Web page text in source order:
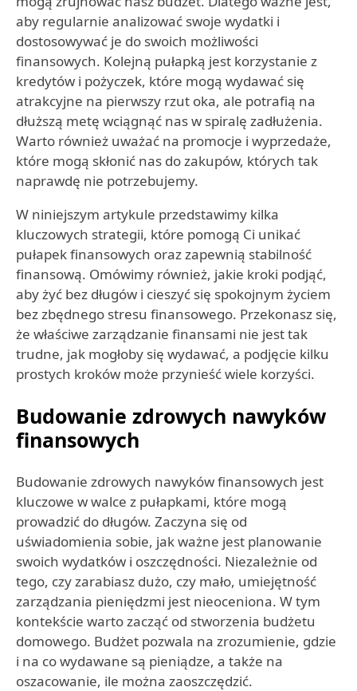
aby regularnie analizować swoje wydatki i
dostosowywać je do swoich możliwości
finansowych. Kolejną pułapką jest korzystanie z
kredytów i pożyczek, które mogą wydawać się
atrakcyjne na pierwszy rzut oka, ale potrafią na
dłuższą metę wciągnąć nas w spiralę zadłużenia.
Warto również uważać na promocje i wyprzedaże,
które mogą skłonić nas do zakupów, których tak
naprawdę nie potrzebujemy.
W niniejszym artykule przedstawimy kilka
kluczowych strategii, które pomogą Ci unikać
pułapek finansowych oraz zapewnią stabilność
finansową. Omówimy również, jakie kroki podjąć,
aby żyć bez długów i cieszyć się spokojnym życiem
bez zbędnego stresu finansowego. Przekonasz się,
że właściwe zarządzanie finansami nie jest tak
trudne, jak mogłoby się wydawać, a podjęcie kilku
prostych kroków może przynieść wiele korzyści.
Budowanie zdrowych nawyków
finansowych
Budowanie zdrowych nawyków finansowych jest
kluczowe w walce z pułapkami, które mogą
prowadzić do długów. Zaczyna się od
uświadomienia sobie, jak ważne jest planowanie
swoich wydatków i oszczędności. Niezależnie od
tego, czy zarabiasz dużo, czy mało, umiejętność
zarządzania pieniędzmi jest nieoceniona. W tym
kontekście warto zacząć od stworzenia budżetu
domowego. Budżet pozwala na zrozumienie, gdzie
i na co wydawane są pieniądze, a także na
oszacowanie, ile można zaoszczędzić.